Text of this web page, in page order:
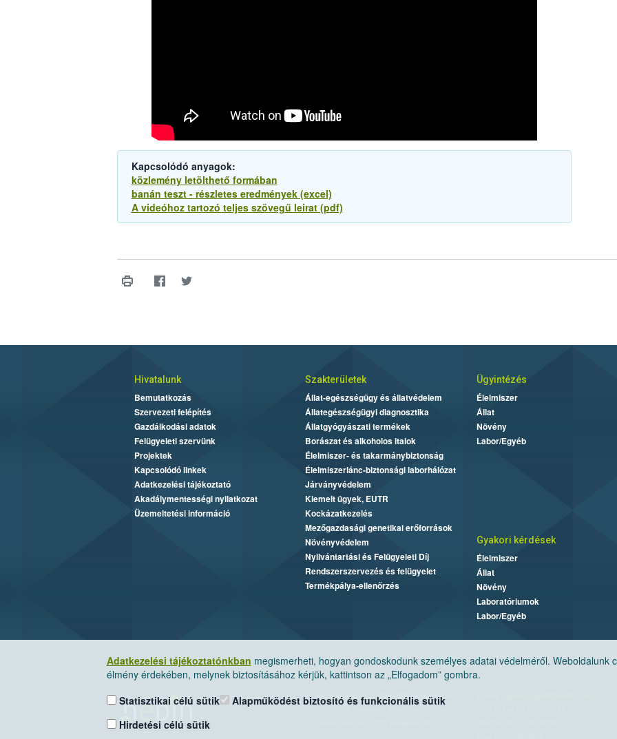
Kapcsolódó anyagok:
közlemény letölthető formában
banán teszt - részletes eredmények (excel)
A videóhoz tartozó teljes szövegű leirat (pdf)
Adatkezelési tájékoztatónkban megismerheti, hogyan gondoskodunk személyes adatai védelméről. Weboldalunk
élmény érdekében, melynek biztosításához kérjük, kattintson az „Elfogadom” gombra.
Statisztikai célú sütik
Hirdetési célú sütik
Alapműködést biztosító és funkcionális sütik
Hivatalunk
Bemutatkozás
Szervezeti felépítés
Gazdálkodási adatok
Felügyeleti szervünk
Projektek
Kapcsolódó linkek
Adatkezelési tájékoztató
Akadálymentességi nyilatkozat
Üzemeltetési információ
Szakterületek
Állat-egészségügy és állatvédelem
Állategészségügyi diagnosztika
Állatgyógyászati termékek
Borászat és alkoholos italok
Élelmiszer- és takarmánybiztonság
Élelmiszerlánc-biztonsági laborhálózat
Járványvédelem
Kiemelt ügyek, EUTR
Kockázatkezelés
Mezőgazdasági genetikai erőforrások
Növényvédelem
Nyilvántartási és Felügyeleti Díj
Rendszerszervezés és felügyelet
Termékpálya-ellenőrzés
Ügyintézés
Élelmiszer
Állat
Növény
Labor/Egyéb
Gyakori kérdések
Élelmiszer
Állat
Növény
Laboratóriumok
Labor/Egyéb
Nemzeti Élelmiszerlánc-biztonsági Hivatal